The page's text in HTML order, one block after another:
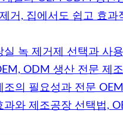
거, 집에서도 쉽고 효과
실 녹 제거제 선택과 사
ODM 생산 전문 제
조의 필요성과 전문
과와 제조공장 선택법,